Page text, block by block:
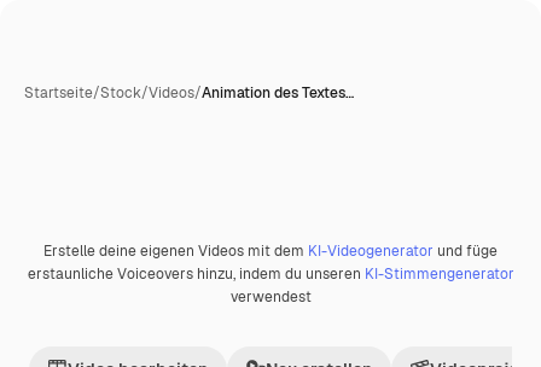
Startseite/Stock/Videos/Animation des Textes…
PremiumKI-generiert
Erstelle deine eigenen Videos mit dem KI-Videogenerator und füge
erstaunliche Voiceovers hinzu, indem du unseren KI-Stimmengenerator
verwendest